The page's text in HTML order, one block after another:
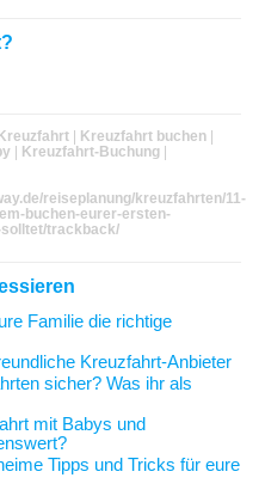
| Kreuzfahrt buchen |
| Kreuzfahrt-Buchung |
reiseplanung/kreuzfahrten/11-
buchen-eurer-ersten-
trackback/
Familie die richtige
Kreuzfahrt-Anbieter
sicher? Was ihr als
mit Babys und
Tipps und Tricks für eure